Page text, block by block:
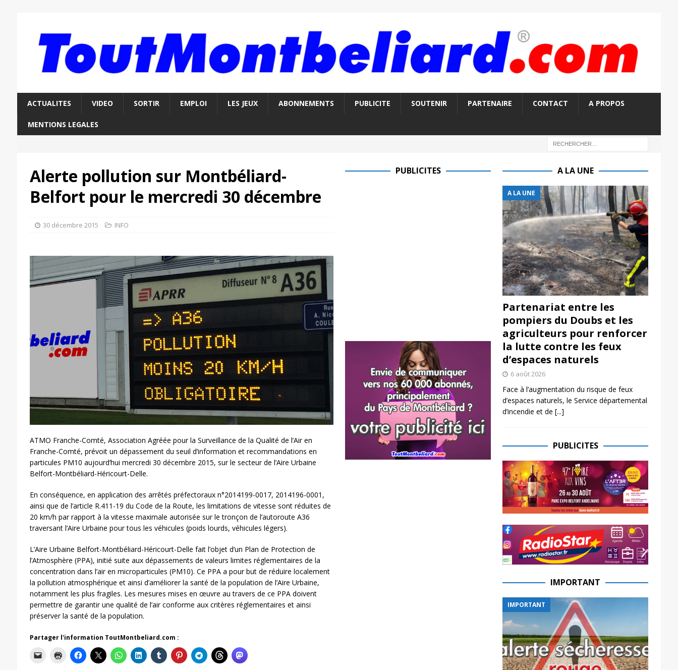
ACTUALITES VIDEO SORTIR EMPLOI LES JEUX ABONNEMENTS PUBLICITE SOUTENIR PARTENAIRE CONTACT A PROPOS
MENTIONS LEGALES
Alerte pollution sur Montbéliard-
Belfort pour le mercredi 30 décembre
30 décembre 2015 INFO
ATMO Franche-Comté, Association Agréée pour la Surveillance de la Qualité de l’Air en
Franche-Comté, prévoit un dépassement du seuil d’information et recommandations en
particules PM10 aujourd’hui mercredi 30 décembre 2015, sur le secteur de l’Aire Urbaine
Belfort-Montbéliard-Héricourt-Delle.
En conséquence, en application des arrêtés préfectoraux n°2014199-0017, 2014196-0001,
ainsi que de l’article R.411-19 du Code de la Route, les limitations de vitesse sont réduites de
20 km/h par rapport à la vitesse maximale autorisée sur le tronçon de l’autoroute A36
traversant l’Aire Urbaine pour tous les véhicules (poids lourds, véhicules légers).
L’Aire Urbaine Belfort-Montbéliard-Héricourt-Delle fait l’objet d’un Plan de Protection de
l’Atmosphère (PPA), initié suite aux dépassements de valeurs limites réglementaires de la
concentration dans l’air en microparticules (PM10). Ce PPA a pour but de réduire localement
la pollution atmosphérique et ainsi d’améliorer la santé de la population de l’Aire Urbaine,
notamment les plus fragiles. Les mesures mises en œuvre au travers de ce PPA doivent
permettre de garantir une qualité de l’air conforme aux critères réglementaires et ainsi
préserver la santé de la population.
Partager l'information ToutMontbeliard.com :
PUBLICITES A LA UNE
A LA UNE
Partenariat entre les
pompiers du Doubs et les
agriculteurs pour renforcer
la lutte contre les feux
d’espaces naturels
6 août 2026
Face à l’augmentation du risque de feux
d’espaces naturels, le Service départemental
d’incendie et de [...]
PUBLICITES
IMPORTANT
IMPORTANT